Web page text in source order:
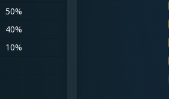
50%
40%
10%